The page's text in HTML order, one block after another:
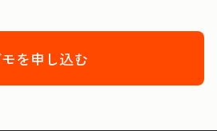
を申し込む